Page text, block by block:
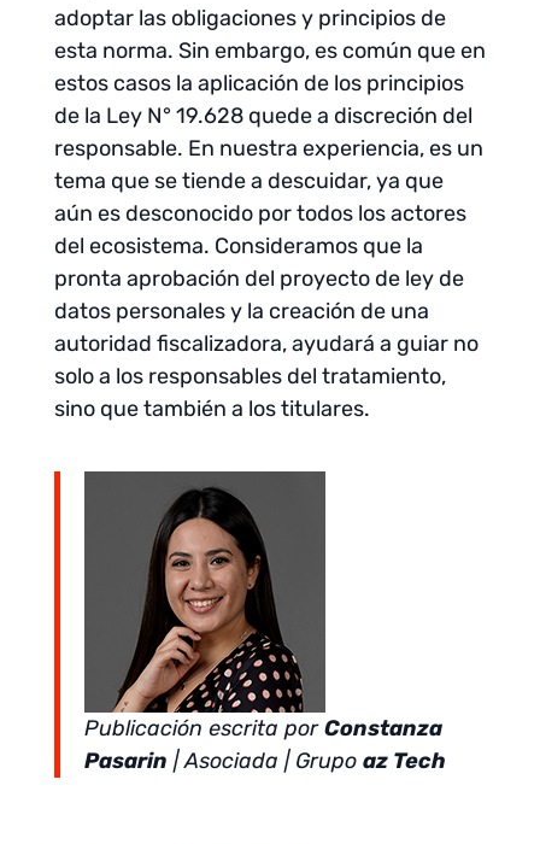
adoptar las obligaciones y principios de
esta norma. Sin embargo, es común que en
estos casos la aplicación de los principios
de la Ley N° 19.628 quede a discreción del
responsable. En nuestra experiencia, es un
tema que se tiende a descuidar, ya que
aún es desconocido por todos los actores
del ecosistema. Consideramos que la
pronta aprobación del proyecto de ley de
datos personales y la creación de una
autoridad fiscalizadora, ayudará a guiar no
solo a los responsables del tratamiento,
sino que también a los titulares.
Publicación escrita porConstanza
Pasarin | Asociada | Grupo az Tech